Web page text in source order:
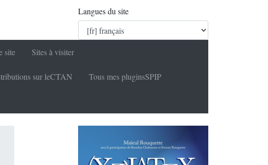
Langues du site
site Sites à visiter
sur leCTAN Tous mes pluginsSPIP